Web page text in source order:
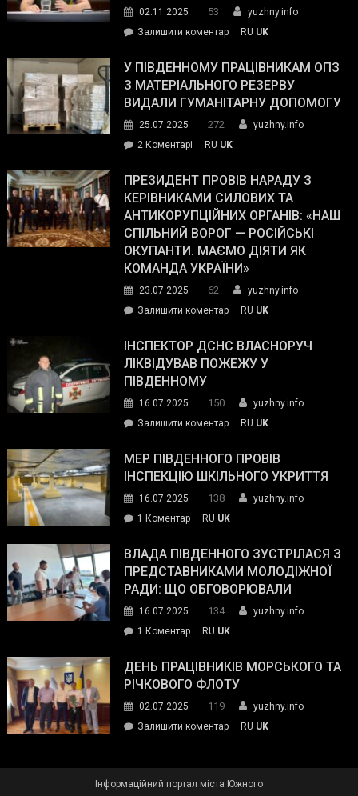
02.11.2025 53
yuzhny.info
Залишити коментарon
завойовує
симпатії
виборців
The
Street
Journal.
RU UK
У ПІВДЕННОМУ ПРАЦІВНИКАМ ОПЗ
З МАТЕРІАЛЬНОГО РЕЗЕРВУ
ВИДАЛИ ГУМАНІТАРНУ ДОПОМОГУ
25.07.2025 272
yuzhny.info
2 Коментарі
Південному
працівникам
ОПЗ
з
матеріального
резерву
гуманітарну
допомогу
RU UK
ПРЕЗИДЕНТ ПРОВІВ НАРАДУ З
КЕРІВНИКАМИ СИЛОВИХ ТА
АНТИКОРУПЦІЙНИХ ОРГАНІВ: «НАШ
СПІЛЬНИЙ ВОРОГ — РОСІЙСЬКІ
ОКУПАНТИ. МАЄМО ДІЯТИ ЯК
КОМАНДА УКРАЇНИ»
23.07.2025 62
yuzhny.info
Залишити коментарon
провів
нараду
силових
та
органів:
«Наш
спільний
окупанти.
Маємо
діяти
команда
RU UK
ІНСПЕКТОР ДСНС ВЛАСНОРУЧ
ЛІКВІДУВАВ ПОЖЕЖУ У
ПІВДЕННОМУ
16.07.2025 150
yuzhny.info
Залишити коментарon
ДСНС
власноруч
пожежу
у
RU UK
МЕР ПІВДЕННОГО ПРОВІВ
ІНСПЕКЦІЮ ШКІЛЬНОГО УКРИТТЯ
16.07.2025 138
yuzhny.info
1 Коментардо
Південного
провів
інспекцію
укриття
RU UK
ВЛАДА ПІВДЕННОГО ЗУСТРІЛАСЯ З
ПРЕДСТАВНИКАМИ МОЛОДІЖНОЇ
РАДИ: ЩО ОБГОВОРЮВАЛИ
16.07.2025 134
yuzhny.info
1 Коментардо
Південного
зустрілася
представниками
молодіжної
обговорювали
RU UK
ДЕНЬ ПРАЦІВНИКІВ МОРСЬКОГО ТА
РІЧКОВОГО ФЛОТУ
02.07.2025 119
yuzhny.info
Залишити коментарon
RU UK
Інформаційний портал міста Южного